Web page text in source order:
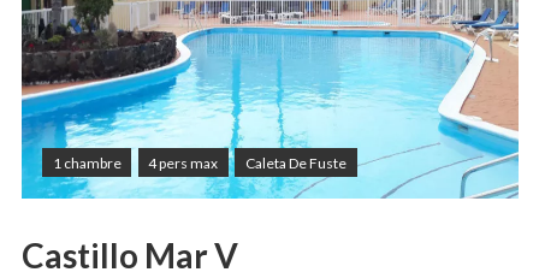
1 chambre 4 pers max Caleta De Fuste
Castillo Mar V